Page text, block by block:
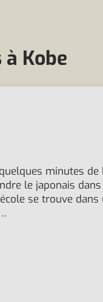
Kobe
minutes de
le japonais
se trouve dans